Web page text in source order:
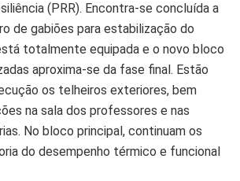
(PRR). Encontra-se concluída a
de gabiões para estabilização do
totalmente equipada e o novo bloco
aproxima-se da fase final. Estão
os telheiros exteriores, bem
na sala dos professores e nas
No bloco principal, continuam os
do desempenho térmico e funcional